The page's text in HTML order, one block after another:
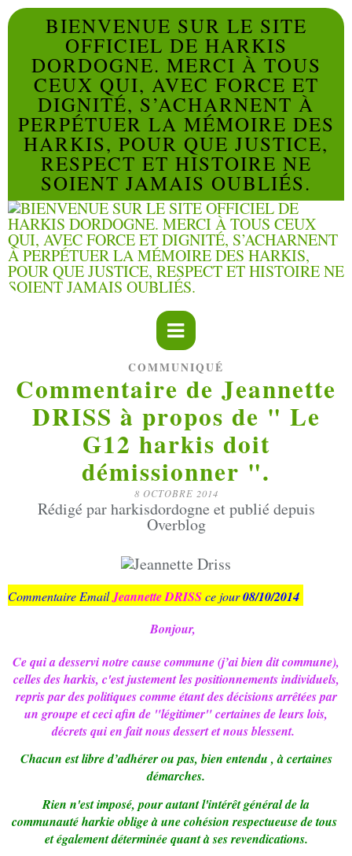
BIENVENUE SUR LE SITE
OFFICIEL DE HARKIS
DORDOGNE. MERCI À TOUS
CEUX QUI, AVEC FORCE ET
DIGNITÉ, S’ACHARNENT À
PERPÉTUER LA MÉMOIRE DES
HARKIS, POUR QUE JUSTICE,
RESPECT ET HISTOIRE NE
SOIENT JAMAIS OUBLIÉS.
COMMUNIQUÉ
Commentaire de Jeannette
DRISS à propos de " Le
G12 harkis doit
démissionner ".
8 OCTOBRE 2014
Rédigé par harkisdordogne et publié depuis
Overblog
Commentaire EmailJeannette DRISSce jour08/10/2014
Bonjour,
Ce qui a desservi notre cause commune (j’ai bien dit commune),
celles des harkis, c'est justement les positionnements individuels,
repris par des politiques comme étant des décisions arrêtées par
un groupe et ceci afin de "légitimer" certaines de leurs lois,
décrets qui en fait nous dessert et nous blessent.
Chacun est libre d’adhérer ou pas, bien entendu , à certaines
démarches.
Rien n'est imposé, pour autant l'intérêt général de la
communauté harkie oblige à une cohésion respectueuse de tous
et également déterminée quant à ses revendications.